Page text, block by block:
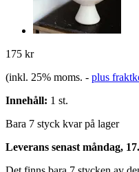
175 kr
(inkl. 25% moms. - plus
Innehåll: 1 st.
Bara 7 styck kvar på lager
Leverans senast måndag,